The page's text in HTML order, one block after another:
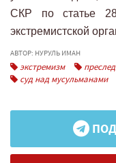
СКР по статье
экстремистской
АВТОР: НУРУЛЬ ИМАН
экстремизм
суд над мусульманами